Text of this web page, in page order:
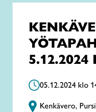
5.12.2024
05.12.2024 klo
Kenkävero,